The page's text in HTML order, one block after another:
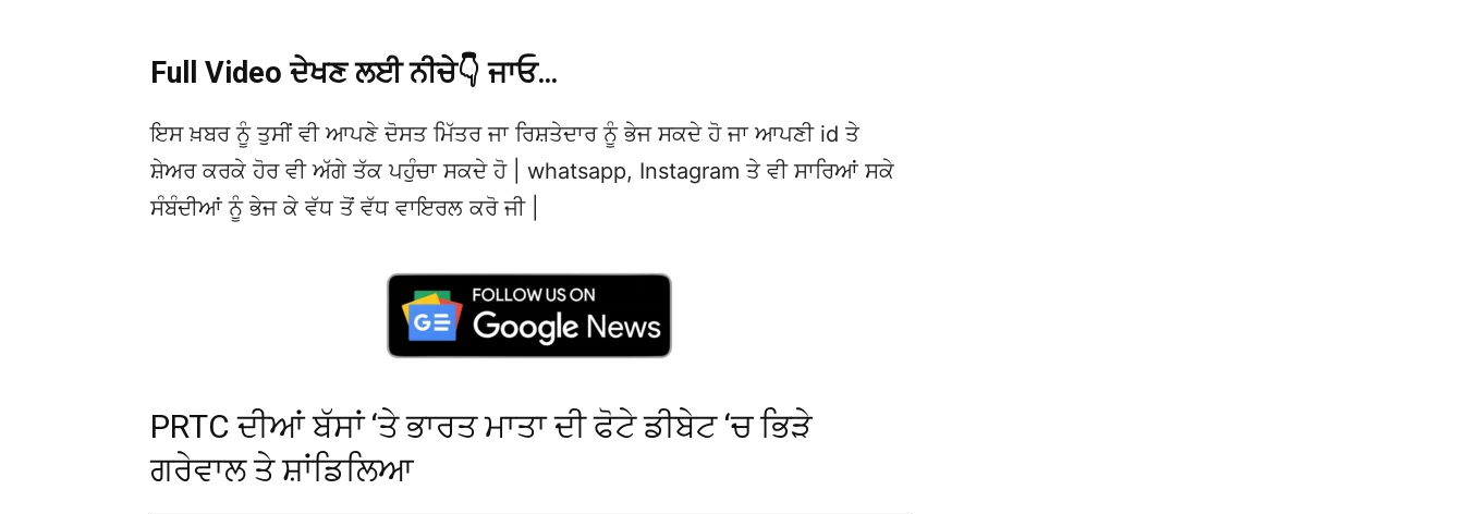
Full Video ਦੇਖਣ ਲਈ ਨੀਚੇ👇 ਜਾਓ…
ਇਸ ਖ਼ਬਰ ਨੂੰ ਤੁਸੀਂ ਵੀ ਆਪਣੇ ਦੋਸਤ ਮਿੱਤਰ ਜਾ ਰਿਸ਼ਤੇਦਾਰ ਨੂੰ ਭੇਜ ਸਕਦੇ ਹੋ ਜਾ ਆਪਣੀ id ਤੇ
ਸ਼ੇਅਰ ਕਰਕੇ ਹੋਰ ਵੀ ਅੱਗੇ ਤੱਕ ਪਹੁੰਚਾ ਸਕਦੇ ਹੋ | whatsapp, Instagram ਤੇ ਵੀ ਸਾਰਿਆਂ ਸਕੇ
ਸੰਬੰਦੀਆਂ ਨੂੰ ਭੇਜ ਕੇ ਵੱਧ ਤੋਂ ਵੱਧ ਵਾਇਰਲ ਕਰੋ ਜੀ |
PRTC ਦੀਆਂ ਬੱਸਾਂ ‘ਤੇ ਭਾਰਤ ਮਾਤਾ ਦੀ ਫੋਟੇ ਡੀਬੇਟ ‘ਚ ਭਿੜੇ
ਗਰੇਵਾਲ ਤੇ ਸ਼ਾਂਡਿਲਿਆ